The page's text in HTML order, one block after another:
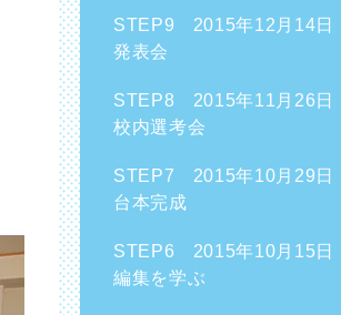
STEP9 2015年12月14日
発表会
STEP8 2015年11月26日
校内選考会
STEP7 2015年10月29日
台本完成
STEP6 2015年10月15日
編集を学ぶ